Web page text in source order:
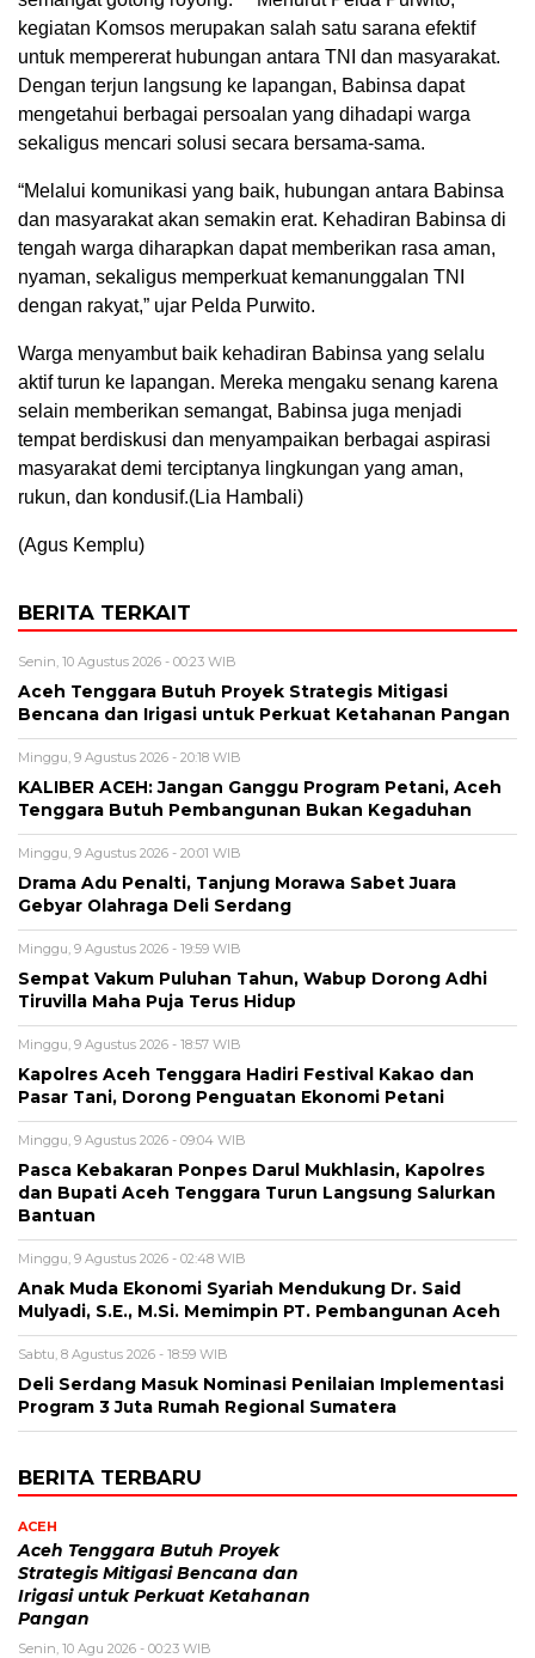
kegiatan Komsos merupakan salah satu sarana efektif
untuk mempererat hubungan antara TNI dan masyarakat.
Dengan terjun langsung ke lapangan, Babinsa dapat
mengetahui berbagai persoalan yang dihadapi warga
sekaligus mencari solusi secara bersama-sama.
“Melalui komunikasi yang baik, hubungan antara Babinsa
dan masyarakat akan semakin erat. Kehadiran Babinsa di
tengah warga diharapkan dapat memberikan rasa aman,
nyaman, sekaligus memperkuat kemanunggalan TNI
dengan rakyat,” ujar Pelda Purwito.
Warga menyambut baik kehadiran Babinsa yang selalu
aktif turun ke lapangan. Mereka mengaku senang karena
selain memberikan semangat, Babinsa juga menjadi
tempat berdiskusi dan menyampaikan berbagai aspirasi
masyarakat demi terciptanya lingkungan yang aman,
rukun, dan kondusif.(Lia Hambali)
(Agus Kemplu)
BERITA TERKAIT
Senin, 10 Agustus 2026 - 00:23 WIB
Aceh Tenggara Butuh Proyek Strategis Mitigasi
Bencana dan Irigasi untuk Perkuat Ketahanan Pangan
Minggu, 9 Agustus 2026 - 20:18 WIB
KALIBER ACEH: Jangan Ganggu Program Petani, Aceh
Tenggara Butuh Pembangunan Bukan Kegaduhan
Minggu, 9 Agustus 2026 - 20:01 WIB
Drama Adu Penalti, Tanjung Morawa Sabet Juara
Gebyar Olahraga Deli Serdang
Minggu, 9 Agustus 2026 - 19:59 WIB
Sempat Vakum Puluhan Tahun, Wabup Dorong Adhi
Tiruvilla Maha Puja Terus Hidup
Minggu, 9 Agustus 2026 - 18:57 WIB
Kapolres Aceh Tenggara Hadiri Festival Kakao dan
Pasar Tani, Dorong Penguatan Ekonomi Petani
Minggu, 9 Agustus 2026 - 09:04 WIB
Pasca Kebakaran Ponpes Darul Mukhlasin, Kapolres
dan Bupati Aceh Tenggara Turun Langsung Salurkan
Bantuan
Minggu, 9 Agustus 2026 - 02:48 WIB
Anak Muda Ekonomi Syariah Mendukung Dr. Said
Mulyadi, S.E., M.Si. Memimpin PT. Pembangunan Aceh
Sabtu, 8 Agustus 2026 - 18:59 WIB
Deli Serdang Masuk Nominasi Penilaian Implementasi
Program 3 Juta Rumah Regional Sumatera
BERITA TERBARU
ACEH
Aceh Tenggara Butuh Proyek
Strategis Mitigasi Bencana dan
Irigasi untuk Perkuat Ketahanan
Pangan
Senin, 10 Agu 2026 - 00:23 WIB